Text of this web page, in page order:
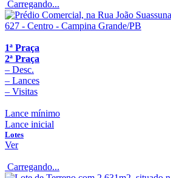
Carregando...
1ª Praça
2ª Praça
– Desc.
– Lances
– Visitas
Lance mínimo
Lance inicial
Lotes
Ver
Carregando...